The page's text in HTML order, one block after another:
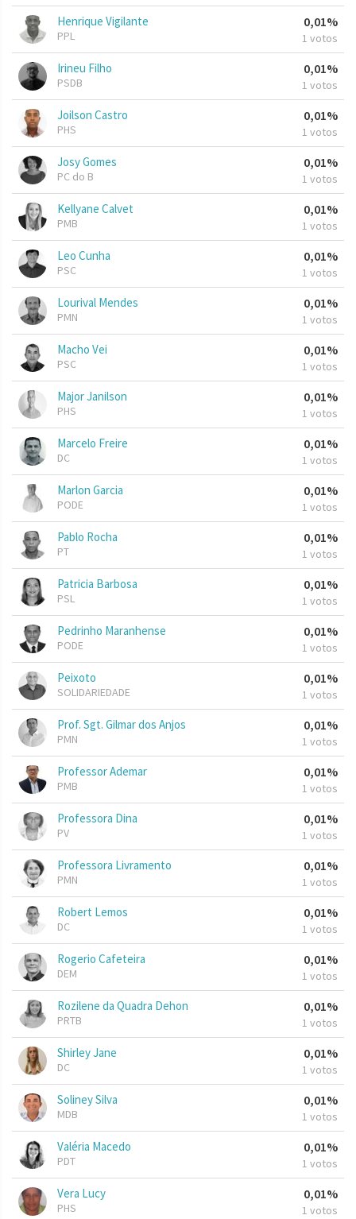
Henrique Vigilante
PPL
0,01%
1 votos
Irineu Filho
PSDB
0,01%
1 votos
Joilson Castro
PHS
0,01%
1 votos
Josy Gomes
PC do B
0,01%
1 votos
Kellyane Calvet
PMB
0,01%
1 votos
Leo Cunha
PSC
0,01%
1 votos
Lourival Mendes
PMN
0,01%
1 votos
Macho Vei
PSC
0,01%
1 votos
Major Janilson
PHS
0,01%
1 votos
Marcelo Freire
DC
0,01%
1 votos
Marlon Garcia
PODE
0,01%
1 votos
Pablo Rocha
PT
0,01%
1 votos
Patricia Barbosa
PSL
0,01%
1 votos
Pedrinho Maranhense
PODE
0,01%
1 votos
Peixoto
SOLIDARIEDADE
0,01%
1 votos
Prof. Sgt. Gilmar dos Anjos
PMN
0,01%
1 votos
Professor Ademar
PMB
0,01%
1 votos
Professora Dina
PV
0,01%
1 votos
Professora Livramento
PMN
0,01%
1 votos
Robert Lemos
DC
0,01%
1 votos
Rogerio Cafeteira
DEM
0,01%
1 votos
Rozilene da Quadra Dehon
PRTB
0,01%
1 votos
Shirley Jane
DC
0,01%
1 votos
Soliney Silva
MDB
0,01%
1 votos
Valéria Macedo
PDT
0,01%
1 votos
Vera Lucy
PHS
0,01%
1 votos